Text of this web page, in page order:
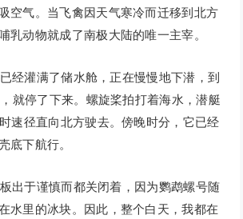
空气。当飞禽因天气寒冷而迁移到北方
乳动物就成了南极大陆的唯一主宰。
经灌满了储水舱，正在慢慢地下潜，到
就停了下来。螺旋桨拍打着海水，潜艇
速径直向北方驶去。傍晚时分，它已经
底下航行。
出于谨慎而都关闭着，因为鹦鹉螺号随
水里的冰块。因此，整个白天，我都在